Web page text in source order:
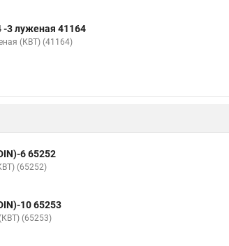
3 луженая 41164
(КВТ) (41164)
6 65252
(65252)
10 65253
(65253)